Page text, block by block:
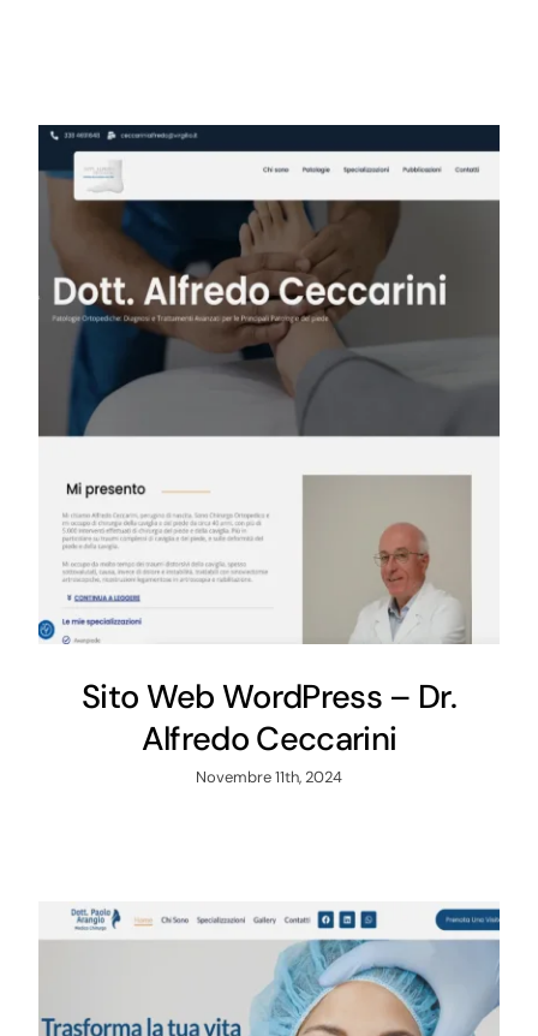
Sito Web WordPress – Dr.
Alfredo Ceccarini
Novembre 11th, 2024